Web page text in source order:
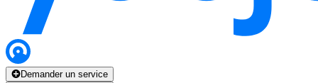
Demander un service